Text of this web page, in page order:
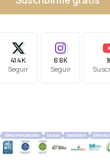
41.4K
Seguir
6.6K
Seguir